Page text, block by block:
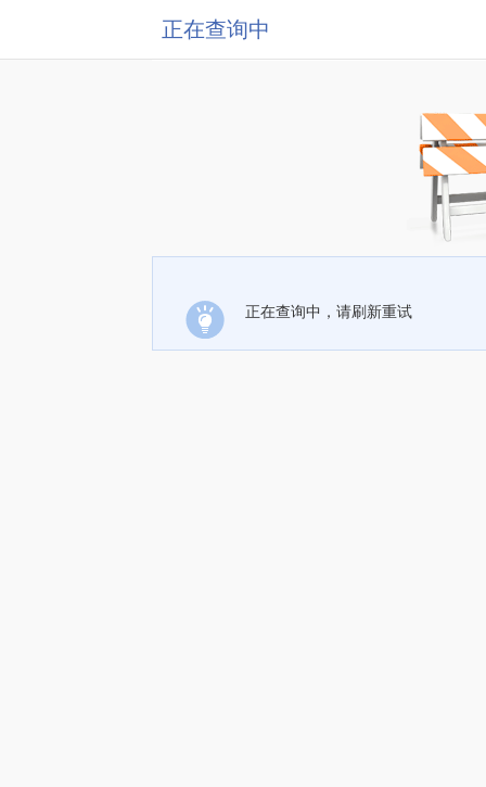
正在查询中
正在查询中，请刷新重试